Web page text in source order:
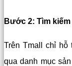
Bước 2: Tìm
Trên Tmall chỉ hỗ
qua danh mục